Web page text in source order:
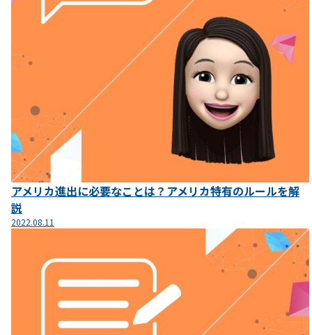
アメリカ進出に必要なことは？アメリカ特有のルールを解
説
2022.08.11